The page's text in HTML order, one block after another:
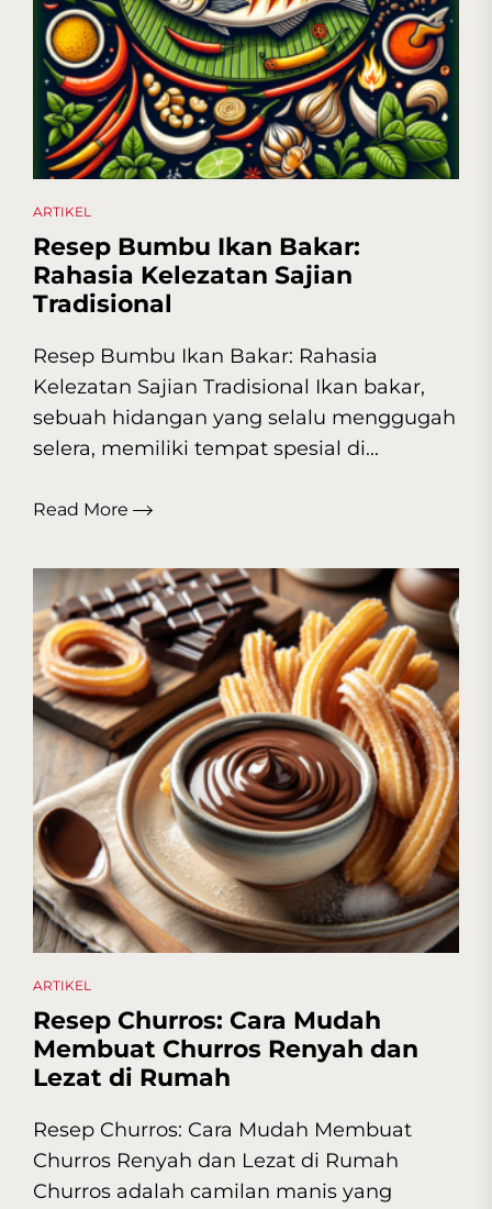
ARTIKEL
Resep Bumbu Ikan Bakar:
Rahasia Kelezatan Sajian
Tradisional
Resep Bumbu Ikan Bakar: Rahasia
Kelezatan Sajian Tradisional Ikan bakar,
sebuah hidangan yang selalu menggugah
selera, memiliki tempat spesial di...
Read More
ARTIKEL
Resep Churros: Cara Mudah
Membuat Churros Renyah dan
Lezat di Rumah
Resep Churros: Cara Mudah Membuat
Churros Renyah dan Lezat di Rumah
Churros adalah camilan manis yang